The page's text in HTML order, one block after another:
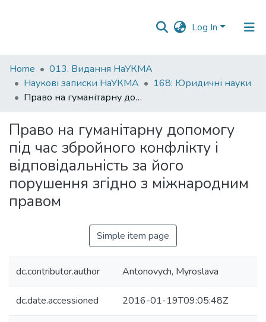
Log In
Communities
&
Collections
Statistics
Home
013. Видання НаУКМА
Наукові записки НаУКМА
168: Юридичні науки
Право на гуманітарну допомогу під час збройного конфлікту і відповідальність за його порушення згідно з міжнародним правом
Право на гуманітарну допомогу
під час збройного конфлікту і
відповідальність за його
порушення згідно з міжнародним
правом
Simple item page
dc.contributor.author Antonovych, Myroslava
dc.date.accessioned 2016-01-19T09:05:48Z